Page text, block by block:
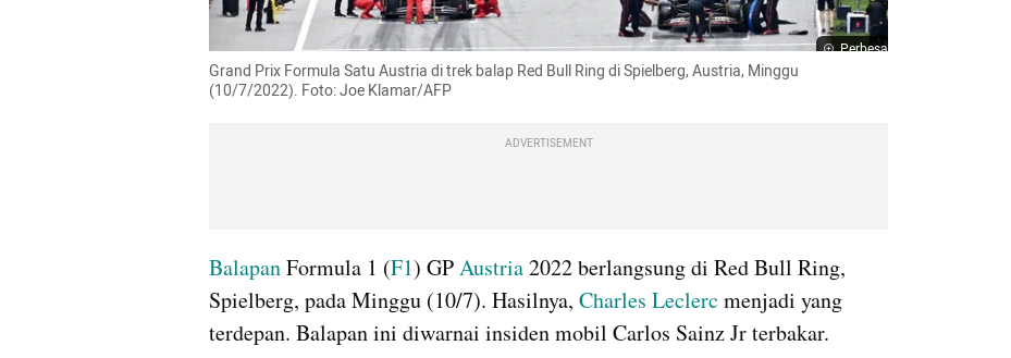
Perbesar
Grand Prix Formula Satu Austria di trek balap Red Bull Ring di Spielberg, Austria, Minggu
(10/7/2022). Foto: Joe Klamar/AFP
ADVERTISEMENT
Balapan Formula 1 (F1) GP Austria 2022 berlangsung di Red Bull Ring,
Spielberg, pada Minggu (10/7). Hasilnya, Charles Leclerc menjadi yang
terdepan. Balapan ini diwarnai insiden mobil Carlos Sainz Jr terbakar.